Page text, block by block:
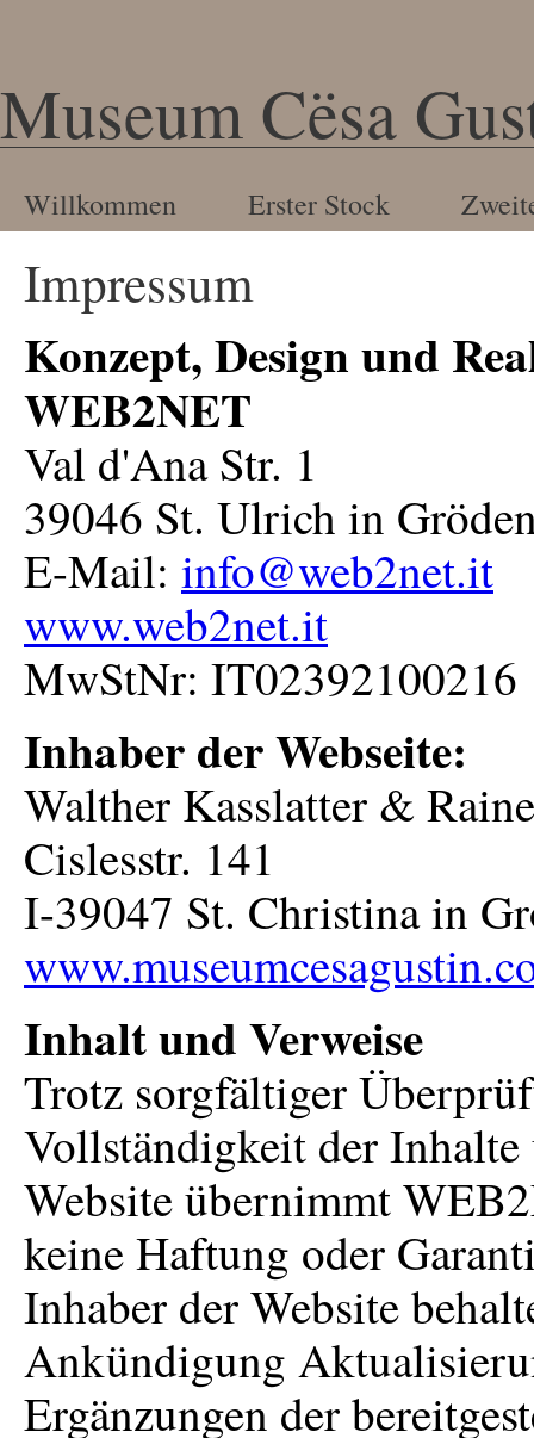
Museum Cësa
Willkommen Erster Stock
Impressum
Konzept, Design und
WEB2NET
Val d'Ana Str. 1
39046 St. Ulrich in
E-Mail: info@web2net.it
www.web2net.it
MwStNr: IT02392100216
Inhaber der Webseite:
Walther Kasslatter &
Cislesstr. 141
I-39047 St. Christina in
Inhalt und Verweise
Trotz sorgfältiger
Vollständigkeit der
Website übernimmt
keine Haftung oder
Inhaber der Website
Ankündigung
Ergänzungen der